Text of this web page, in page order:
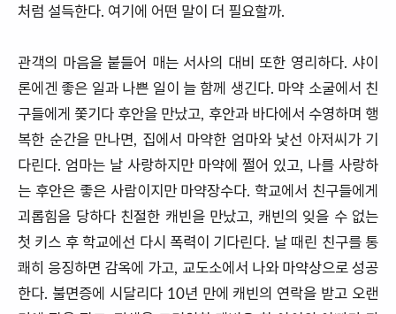
처럼 설득한다. 여기에 어떤 말이 더 필요할까.
관객의 마음을 붙들어 매는 서사의 대비 또한 영리하다. 샤이
론에겐 좋은 일과 나쁜 일이 늘 함께 생긴다. 마약 소굴에서 친
구들에게 쫓기다 후안을 만났고, 후안과 바다에서 수영하며 행
복한 순간을 만나면, 집에서 마약한 엄마와 낯선 아저씨가 기
다린다. 엄마는 날 사랑하지만 마약에 쩔어 있고, 나를 사랑하
는 후안은 좋은 사람이지만 마약장수다. 학교에서 친구들에게
괴롭힘을 당하다 친절한 캐빈을 만났고, 캐빈의 잊을 수 없는
첫 키스 후 학교에선 다시 폭력이 기다린다. 날 때린 친구를 통
쾌히 응징하면 감옥에 가고, 교도소에서 나와 마약상으로 성공
한다. 불면증에 시달리다 10년 만에 캐빈의 연락을 받고 오랜